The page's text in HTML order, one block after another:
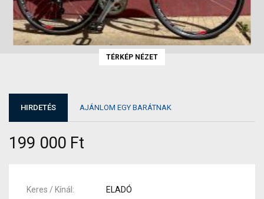
TÉRKÉP NÉZET
HIRDETÉS AJÁNLOM EGY BARÁTNAK
199 000 Ft
Keres / Kínál
ELADÓ